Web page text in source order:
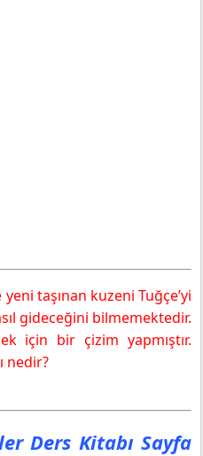
taşınan kuzeni Tuğçe’yi
gideceğini bilmemektedir.
için bir çizim yapmıştır.
nedir?
Ders Kitabı Sayfa